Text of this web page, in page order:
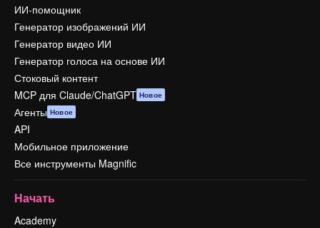
ИИ-помощник
Генератор изображений ИИ
Генератор видео ИИ
Генератор голоса на основе ИИ
Стоковый контент
MCP для Claude/ChatGPT Новое
Агенты Новое
API
Мобильное приложение
Все инструменты Magnific
Начать
Academy